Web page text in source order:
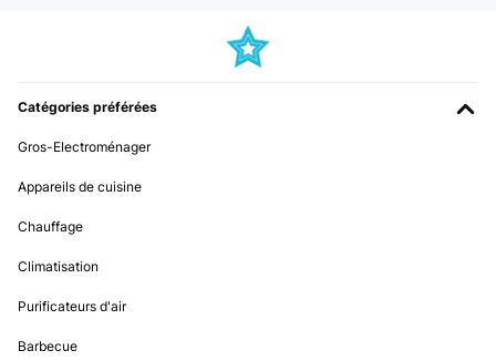
Catégories préférées
Gros-Electroménager
Appareils de cuisine
Chauffage
Climatisation
Purificateurs d'air
Barbecue